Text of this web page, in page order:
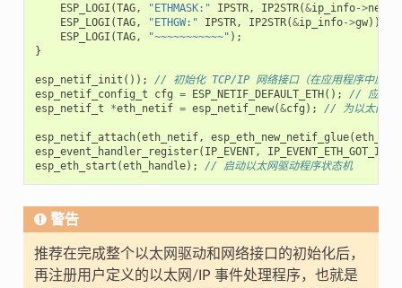
ESP_LOGI (TAG, "ETHMASK:" IPSTR, IP2STR(&ip_info->
ESP_LOGI (TAG, "ETHGW:" IPSTR, IP2STR(&ip_info->gw));
ESP_LOGI (TAG, "~~~~~~~~~~~" );
}
esp_netif_init ());
// 初始化 TCP/IP 网络接口（在应用程序中应仅
esp_netif_config_t
cfg = ESP_NETIF_DEFAULT_ETH ();
// 应用以
esp_netif_t
*eth_netif = esp_netif_new(&cfg ); // 为以太网驱
esp_netif_attach(eth_netif, esp_eth_new_netif_glue(
esp_event_handler_register( IP_EVENT, IP_EVENT_ETH_GOT_IP
esp_eth_start (eth_handle); // 启动以太网驱动程序状态机
警告
推荐在完成整个以太网驱动和网络接口的初始化后，
再注册用户定义的以太网/IP 事件处理程序，也就是